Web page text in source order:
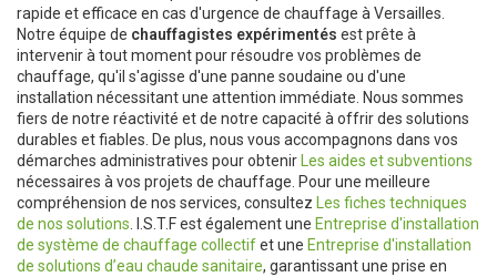
rapide et efficace en cas d'urgence de chauffage à Versailles.
Notre équipe de chauffagistes expérimentés est prête à
intervenir à tout moment pour résoudre vos problèmes de
chauffage, qu'il s'agisse d'une panne soudaine ou d'une
installation nécessitant une attention immédiate. Nous sommes
fiers de notre réactivité et de notre capacité à offrir des solutions
durables et fiables. De plus, nous vous accompagnons dans vos
démarches administratives pour obtenir
Les aides et subventions
nécessaires à vos projets de chauffage. Pour une meilleure
compréhension de nos services, consultez
Les fiches techniques
de nos solutions . I.S.T.F est également une Entreprise d'installation
de système de chauffage collectifet une Entreprise d'installation
de solutions d’eau chaude sanitaire, garantissant une prise en